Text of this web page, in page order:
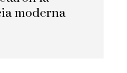
moderna